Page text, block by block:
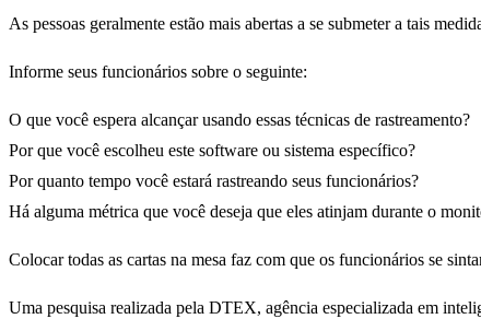
As pessoas geralmente estão mais abertas a se submeter a tais
Informe seus funcionários sobre o seguinte:
O que você espera alcançar usando essas técnicas de rastreamento?
Por que você escolheu este software ou sistema específico?
Por quanto tempo você estará rastreando seus funcionários?
Há alguma métrica que você deseja que eles atinjam durante o
Colocar todas as cartas na mesa faz com que os funcionários se
Uma pesquisa realizada pela DTEX, agência especializada em